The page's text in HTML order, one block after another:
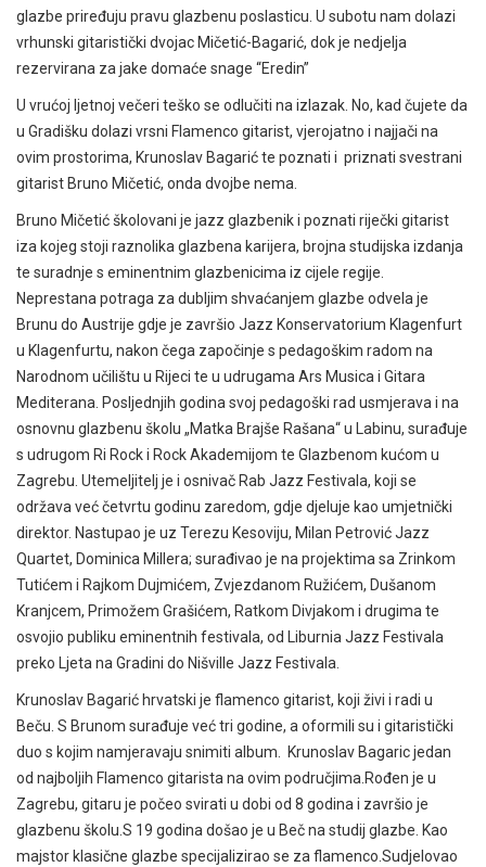
glazbe priređuju pravu glazbenu poslasticu. U subotu nam dolazi
vrhunski gitaristički dvojac Mičetić-Bagarić, dok je nedjelja
rezervirana za jake domaće snage “Eredin”
U vrućoj ljetnoj večeri teško se odlučiti na izlazak. No, kad čujete da
u Gradišku dolazi vrsni Flamenco gitarist, vjerojatno i najjači na
ovim prostorima, Krunoslav Bagarić te poznati i priznati svestrani
gitarist Bruno Mičetić, onda dvojbe nema.
Bruno Mičetić školovani je jazz glazbenik i poznati riječki gitarist
iza kojeg stoji raznolika glazbena karijera, brojna studijska izdanja
te suradnje s eminentnim glazbenicima iz cijele regije.
Neprestana potraga za dubljim shvaćanjem glazbe odvela je
Brunu do Austrije gdje je završio Jazz Konservatorium Klagenfurt
u Klagenfurtu, nakon čega započinje s pedagoškim radom na
Narodnom učilištu u Rijeci te u udrugama Ars Musica i Gitara
Mediterana. Posljednjih godina svoj pedagoški rad usmjerava i na
osnovnu glazbenu školu „Matka Brajše Rašana“ u Labinu, surađuje
s udrugom Ri Rock i Rock Akademijom te Glazbenom kućom u
Zagrebu. Utemeljitelj je i osnivač Rab Jazz Festivala, koji se
održava već četvrtu godinu zaredom, gdje djeluje kao umjetnički
direktor. Nastupao je uz Terezu Kesoviju, Milan Petrović Jazz
Quartet, Dominica Millera; surađivao je na projektima sa Zrinkom
Tutićem i Rajkom Dujmićem, Zvjezdanom Ružićem, Dušanom
Kranjcem, Primožem Grašićem, Ratkom Divjakom i drugima te
osvojio publiku eminentnih festivala, od Liburnia Jazz Festivala
preko Ljeta na Gradini do Nišville Jazz Festivala.
Krunoslav Bagarić hrvatski je flamenco gitarist, koji živi i radi u
Beču. S Brunom surađuje već tri godine, a oformili su i gitaristički
duo s kojim namjeravaju snimiti album. Krunoslav Bagaric jedan
od najboljih Flamenco gitarista na ovim područjima.Rođen je u
Zagrebu, gitaru je počeo svirati u dobi od 8 godina i završio je
glazbenu školu.S 19 godina došao je u Beč na studij glazbe. Kao
majstor klasične glazbe specijalizirao se za flamenco.Sudjelovao